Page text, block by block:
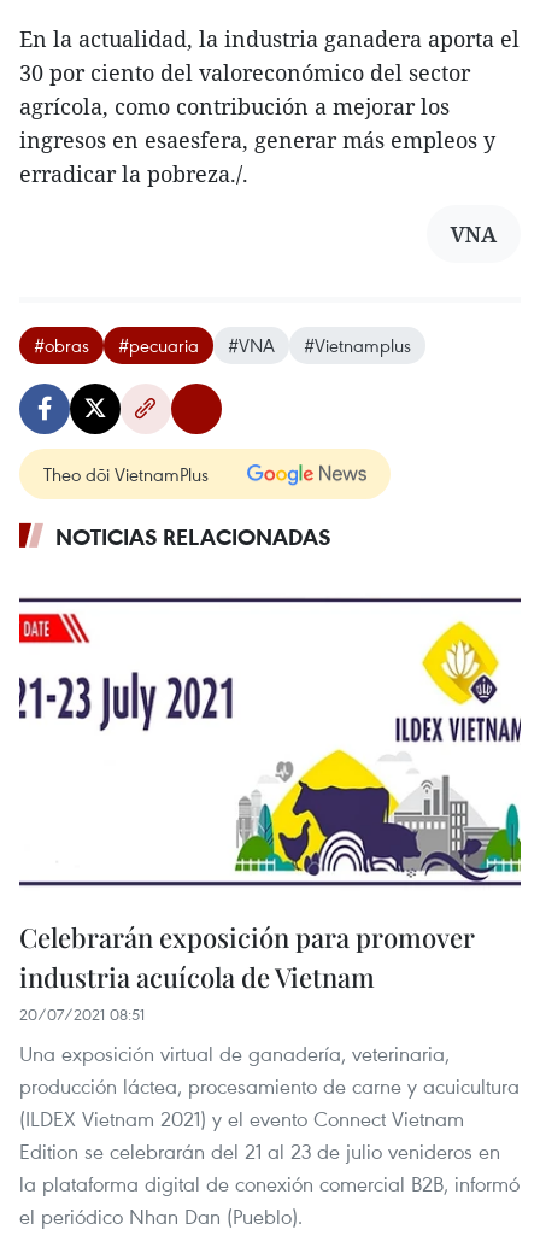
En la actualidad, la industria ganadera aporta el
30 por ciento del valoreconómico del sector
agrícola, como contribución a mejorar los
ingresos en esaesfera, generar más empleos y
erradicar la pobreza./.
VNA
#obras #pecuaria #VNA #Vietnamplus
Theo dõi VietnamPlus
NOTICIAS RELACIONADAS
Celebrarán exposición para promover
industria acuícola de Vietnam
20/07/2021 08:51
Una exposición virtual de ganadería, veterinaria,
producción láctea, procesamiento de carne y acuicultura
(ILDEX Vietnam 2021) y el evento Connect Vietnam
Edition se celebrarán del 21 al 23 de julio venideros en
la plataforma digital de conexión comercial B2B, informó
el periódico Nhan Dan (Pueblo).